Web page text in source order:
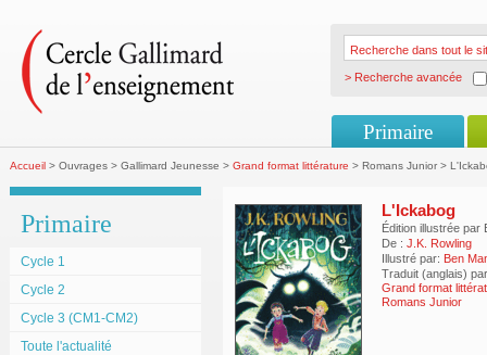
> Recherche avancée
Primaire
Accueil > Ouvrages > Gallimard Jeunesse > Grand format littérature > Romans Junior >
Primaire
Cycle 1
Cycle 2
Cycle 3 (CM1-CM2)
Toute l'actualité
L'Ickabog
Édition illustrée par
De : J.K. Rowling
Illustré par: Ben
Traduit (anglais)
Grand format
Romans Junior